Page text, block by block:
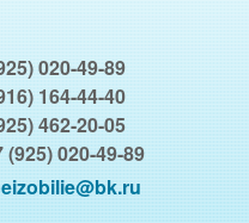
020-49-89
164-44-40
462-20-05
(925) 020-49-89